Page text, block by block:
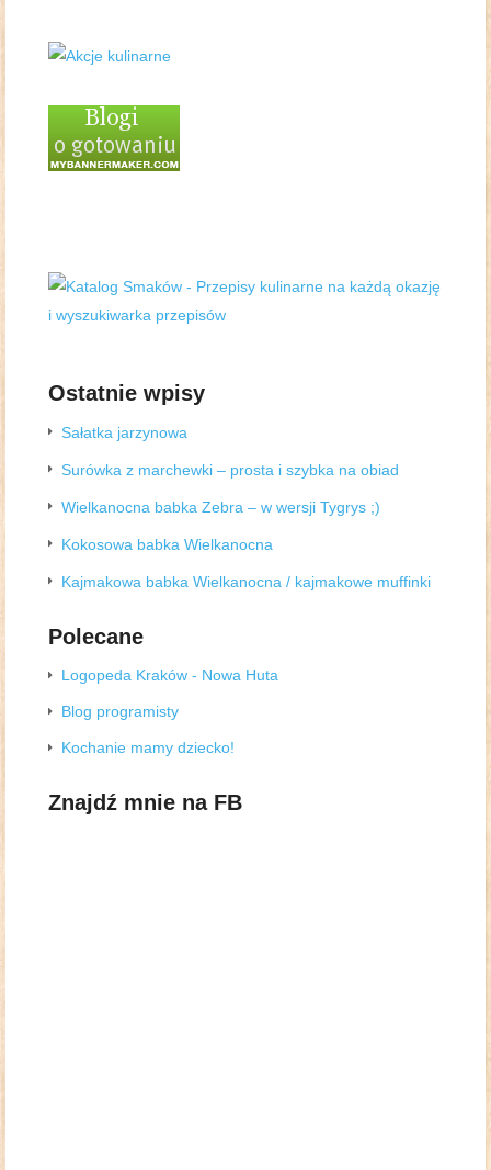
Ostatnie wpisy
Sałatka jarzynowa
Surówka z marchewki – prosta i szybka na obiad
Wielkanocna babka Zebra – w wersji Tygrys ;)
Kokosowa babka Wielkanocna
Kajmakowa babka Wielkanocna / kajmakowe muffinki
Polecane
Logopeda Kraków - Nowa Huta
Blog programisty
Kochanie mamy dziecko!
Znajdź mnie na FB